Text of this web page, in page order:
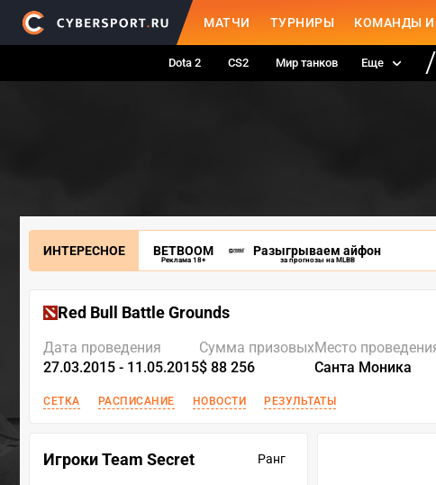
МАТЧИ ТУРНИРЫ КОМАНДЫ И
Dota 2 CS2 Мир танков Еще
ИНТЕРЕСНОЕ BETBOOM
Реклама 18+
Разыгрываем айфон
за прогнозы на MLBB
Red Bull Battle Grounds
Дата проведения
27.03.2015 - 11.05.2015
Сумма призовых
$ 88 256
Место
Санта Моника
СЕТКА РАСПИСАНИЕ НОВОСТИ РЕЗУЛЬТАТЫ
Игроки Team Secret Ранг